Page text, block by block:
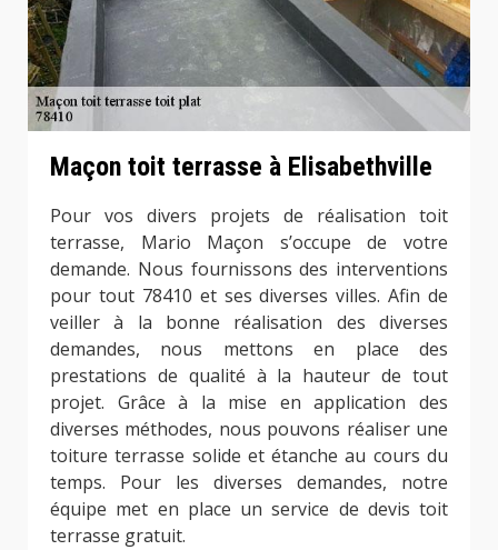
Maçon toit terrasse à Elisabethville
Pour vos divers projets de réalisation toit
terrasse, Mario Maçon s’occupe de votre
demande. Nous fournissons des interventions
pour tout 78410 et ses diverses villes. Afin de
veiller à la bonne réalisation des diverses
demandes, nous mettons en place des
prestations de qualité à la hauteur de tout
projet. Grâce à la mise en application des
diverses méthodes, nous pouvons réaliser une
toiture terrasse solide et étanche au cours du
temps. Pour les diverses demandes, notre
équipe met en place un service de devis toit
terrasse gratuit.